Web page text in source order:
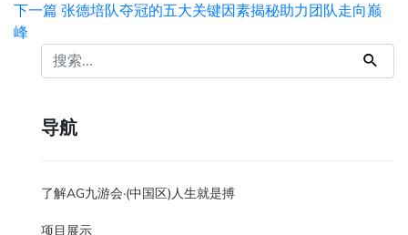
下一篇 张德培队夺冠的五大关键因素揭秘助力团队走向巅
峰
导航
了解AG九游会·(中国区)人生就是搏
项目展示